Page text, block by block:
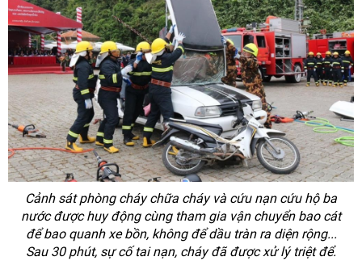
Cảnh sát phòng cháy chữa cháy và cứu nạn cứu hộ ba
nước được huy động cùng tham gia vận chuyển bao cát
để bao quanh xe bồn, không để dầu tràn ra diện rộng...
Sau 30 phút, sự cố tai nạn, cháy đã được xử lý triệt để.